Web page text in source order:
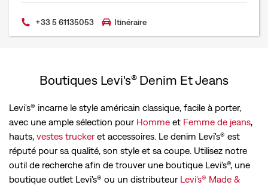
+33 5 61135053 Itinéraire
Boutiques Levi's® Denim Et Jeans
Levi's® incarne le style américain classique, facile à porter,
avec une ample sélection pour Homme et Femme de jeans,
hauts, vestes truckeret accessoires. Le denim Levi's® est
réputé pour sa qualité, son style et sa coupe. Utilisez notre
outil de recherche afin de trouver une boutique Levi's®, une
boutique outlet Levi's® ou un distributeur Levi's® Made &